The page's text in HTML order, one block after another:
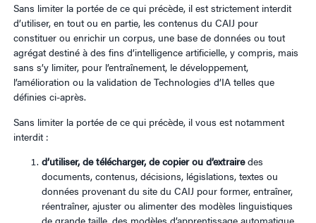
Sans limiter la portée de ce qui précède, il est strictement interdit
d’utiliser, en tout ou en partie, les contenus du CAIJ pour
constituer ou enrichir un corpus, une base de données ou tout
agrégat destiné à des fins d’intelligence artificielle, y compris, mais
sans s’y limiter, pour l’entraînement, le développement,
l’amélioration ou la validation de Technologies d’IA telles que
définies ci-après.
Sans limiter la portée de ce qui précède, il vous est notamment
interdit :
d’utiliser, de télécharger, de copier ou d’extrairedes
documents, contenus, décisions, législations, textes ou
données provenant du site du CAIJ pour former, entraîner,
réentraîner, ajuster ou alimenter des modèles linguistiques